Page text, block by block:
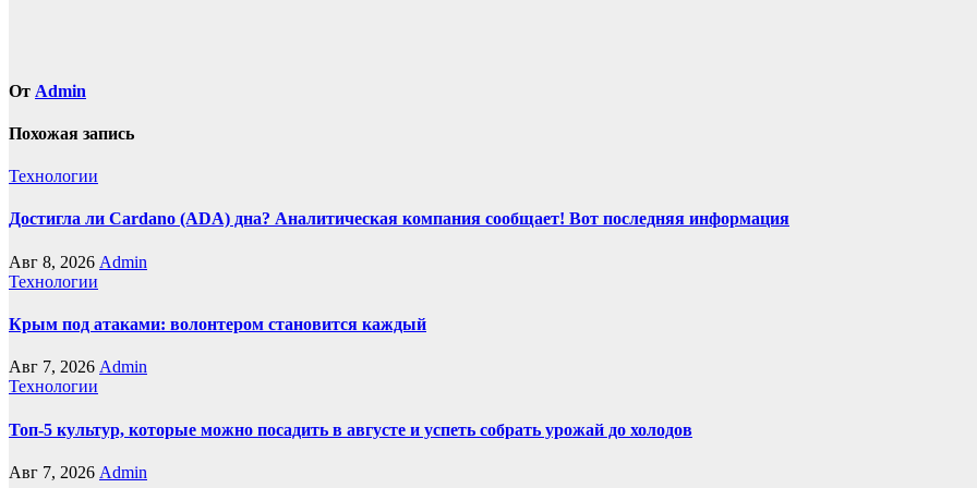
От Admin
Похожая запись
Технологии
Достигла ли Cardano (ADA) дна? Аналитическая компания сообщает! Вот последняя информация
Авг 8, 2026 Admin
Технологии
Крым под атаками: волонтером становится каждый
Авг 7, 2026 Admin
Технологии
Топ-5 культур, которые можно посадить в августе и успеть собрать урожай до холодов
Авг 7, 2026 Admin